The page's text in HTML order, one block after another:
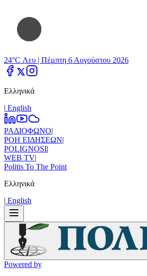
24°C Λευ | Πέμπτη 6 Αυγούστου 2026
Ελληνικά
| Εnglish
ΡΑΔΙΟΦΩΝΟ|
ΡΟΗ ΕΙΔΗΣΕΩΝ|
POLIGNOSI|
WEB TV|
Politis To The Point
Ελληνικά
| Εnglish
Powered by